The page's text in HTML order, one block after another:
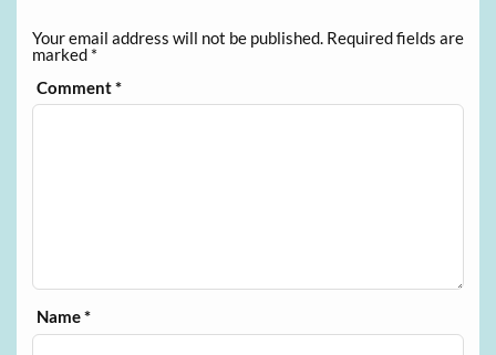
Your email address will not be published. Required fields are
marked *
Comment*
Name*